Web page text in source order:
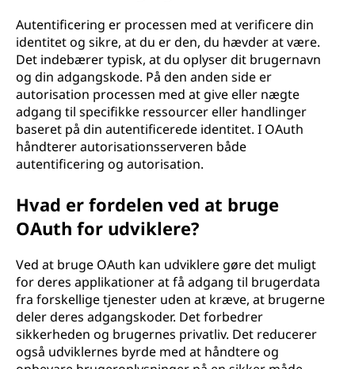
Autentificering er processen med at verificere din
identitet og sikre, at du er den, du hævder at være.
Det indebærer typisk, at du oplyser dit brugernavn
og din adgangskode. På den anden side er
autorisation processen med at give eller nægte
adgang til specifikke ressourcer eller handlinger
baseret på din autentificerede identitet. I OAuth
håndterer autorisationsserveren både
autentificering og autorisation.
Hvad er fordelen ved at bruge
OAuth for udviklere?
Ved at bruge OAuth kan udviklere gøre det muligt
for deres applikationer at få adgang til brugerdata
fra forskellige tjenester uden at kræve, at brugerne
deler deres adgangskoder. Det forbedrer
sikkerheden og brugernes privatliv. Det reducerer
også udviklernes byrde med at håndtere og